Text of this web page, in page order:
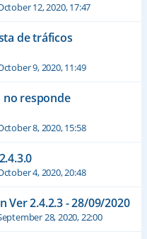
12, 2020, 17:47
de tráficos
9, 2020, 11:49
no responde
8, 2020, 15:58
4, 2020, 20:48
Ver 2.4.2.3 - 28/09/2020
28, 2020, 22:00